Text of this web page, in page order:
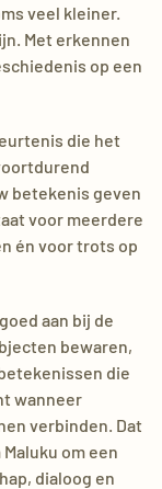
veel kleiner.
Met erkennen
op een
die het
betekenis geven
voor meerdere
én voor trots op
aan bij de
bewaren,
die
wanneer
verbinden. Dat
om een
dialoog en